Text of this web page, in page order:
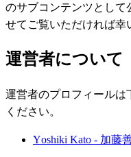
のサブコンテンツとして
せてご覧いただければ幸
運営者について
運営者のプロフィールは
ください。
Yoshiki Kato - 加藤